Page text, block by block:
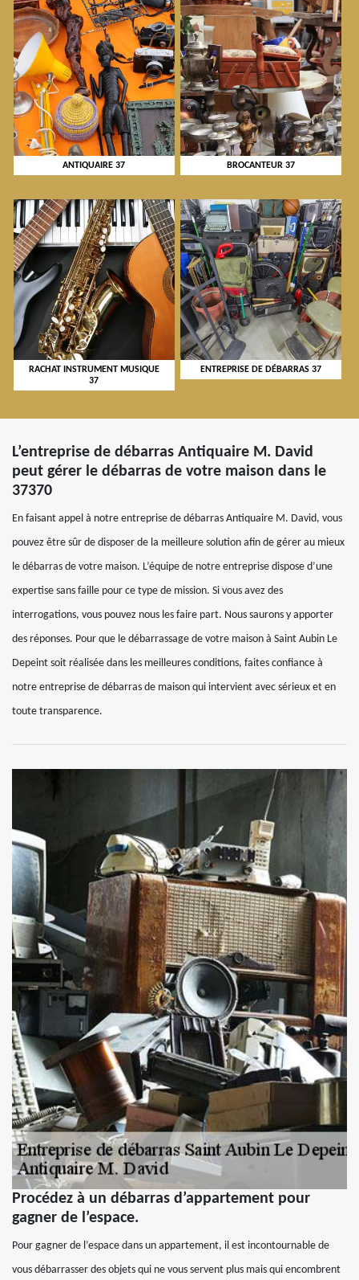
ANTIQUAIRE 37 BROCANTEUR 37
RACHAT INSTRUMENT MUSIQUE
37
ENTREPRISE DE DÉBARRAS 37
L’entreprise de débarras Antiquaire M. David
peut gérer le débarras de votre maison dans le
37370
En faisant appel à notre entreprise de débarras Antiquaire M. David, vous
pouvez être sûr de disposer de la meilleure solution afin de gérer au mieux
le débarras de votre maison. L’équipe de notre entreprise dispose d’une
expertise sans faille pour ce type de mission. Si vous avez des
interrogations, vous pouvez nous les faire part. Nous saurons y apporter
des réponses. Pour que le débarrassage de votre maison à Saint Aubin Le
Depeint soit réalisée dans les meilleures conditions, faites confiance à
notre entreprise de débarras de maison qui intervient avec sérieux et en
toute transparence.
Procédez à un débarras d’appartement pour
gagner de l’espace.
Pour gagner de l’espace dans un appartement, il est incontournable de
vous débarrasser des objets qui ne vous servent plus mais qui encombrent